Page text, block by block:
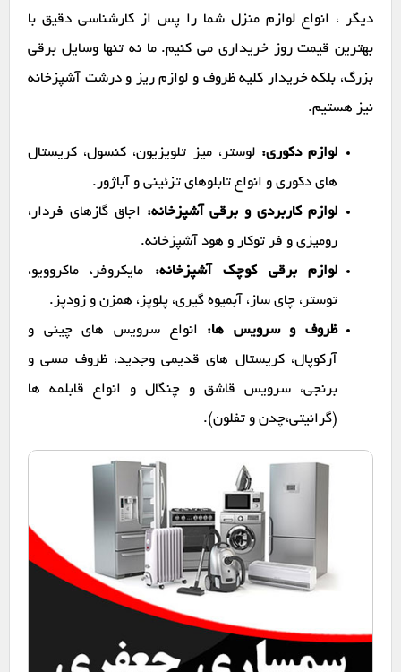
دیگر ، انواع لوازم منزل شما را پس از کارشناسی دقیق با
بهترین قیمت روز خریداری می کنیم. ما نه تنها وسایل برقی
بزرگ، بلکه خریدار کلیه ظروف و لوازم ریز و درشت آشپزخانه
نیز هستیم.
لوازم دکوری: لوستر، میز تلویزیون، کنسول، کریستال
های دکوری و انواع تابلوهای تزئینی و آباژور.
لوازم کاربردی و برقی آشپزخانه: اجاق گازهای فردار،
رومیزی و فر توکار و هود آشپزخانه.
لوازم برقی کوچک آشپزخانه: مایکروفر، ماکروویو،
توستر، چای ساز، آبمیوه گیری، پلوپز، همزن و زودپز.
ظروف و سرویس ها: انواع سرویس های چینی و
آرکوپال، کریستال های قدیمی وجدید، ظروف مسی و
برنجی، سرویس قاشق و چنگال و انواع قابلمه ها
(گرانیتی،چدن و تفلون).